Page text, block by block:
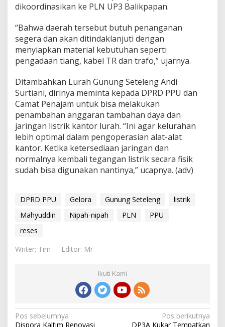
dikoordinasikan ke PLN UP3 Balikpapan.
“Bahwa daerah tersebut butuh penanganan
segera dan akan ditindaklanjuti dengan
menyiapkan material kebutuhan seperti
pengadaan tiang, kabel TR dan trafo,” ujarnya.
Ditambahkan Lurah Gunung Seteleng Andi
Surtiani, dirinya meminta kepada DPRD PPU dan
Camat Penajam untuk bisa melakukan
penambahan anggaran tambahan daya dan
jaringan listrik kantor lurah. “Ini agar kelurahan
lebih optimal dalam pengoperasian alat-alat
kantor. Ketika ketersediaan jaringan dan
normalnya kembali tegangan listrik secara fisik
sudah bisa digunakan nantinya,” ucapnya. (adv)
DPRD PPU Gelora Gunung Seteleng
listrik
Mahyuddin
Nipah-nipah PLN
PPU
reses
Writer: Tim
Editor: Mr
Ikuti Kami
Navigasi
Pos sebelumnya
Dispora Kaltim Renovasi
Pos berikutnya
DP3A Kukar Tempatkan